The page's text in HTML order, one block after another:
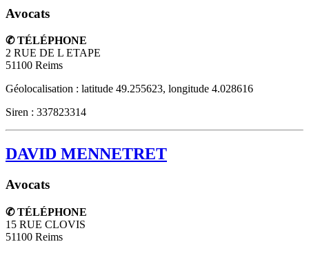
Avocats
✆ TÉLÉPHONE
2 RUE DE L ETAPE
51100 Reims
Géolocalisation : latitude 49.255623, longitude 4.028616
Siren : 337823314
DAVID MENNETRET
Avocats
✆ TÉLÉPHONE
15 RUE CLOVIS
51100 Reims